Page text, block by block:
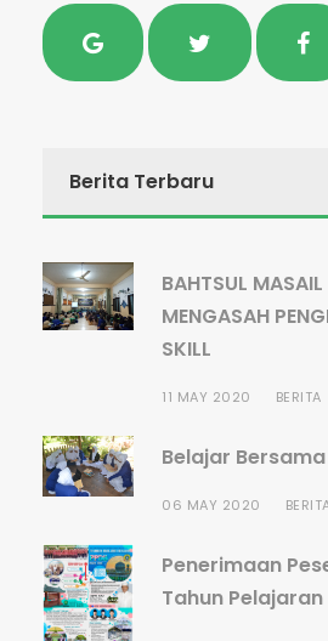
Berita Terbaru
BAHTSUL
MENGASAH
SKILL
11 MAY 2020 BERITA
Belajar Bersama
06 MAY 2020
Penerimaan
Tahun